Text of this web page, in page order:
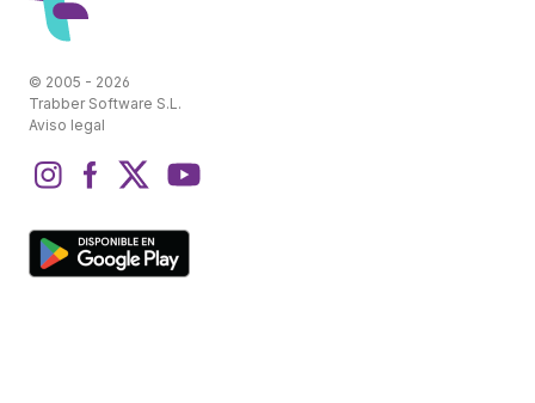
© 2005 - 2026
Trabber Software S.L.
Aviso legal